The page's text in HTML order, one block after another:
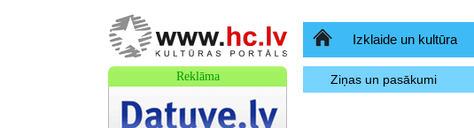
SākumlapaIzklaide un kultūra
Ziņas un pasākumi
Reklāma